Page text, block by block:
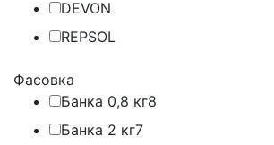
DEVON
REPSOL
Фасовка
Банка 0,8 кг8
Банка 2 кг7